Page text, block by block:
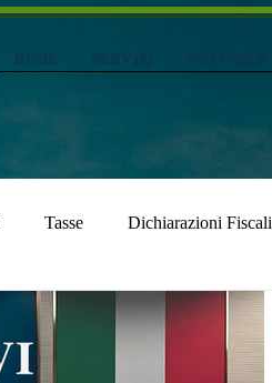
Tasse Dichiarazioni Fiscali